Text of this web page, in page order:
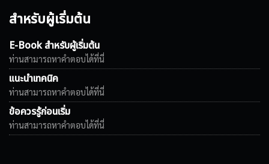
สำหรับผู้เริ่มต้น
E-Book สำหรับผู้เริ่มต้น
ท่านสามารถหาคำตอบได้ที่นี่
แนะนำเทคนิค
ท่านสามารถหาคำตอบได้ที่นี่
ข้อควรรู้ก่อนเริ่ม
ท่านสามารถหาคำตอบได้ที่นี่